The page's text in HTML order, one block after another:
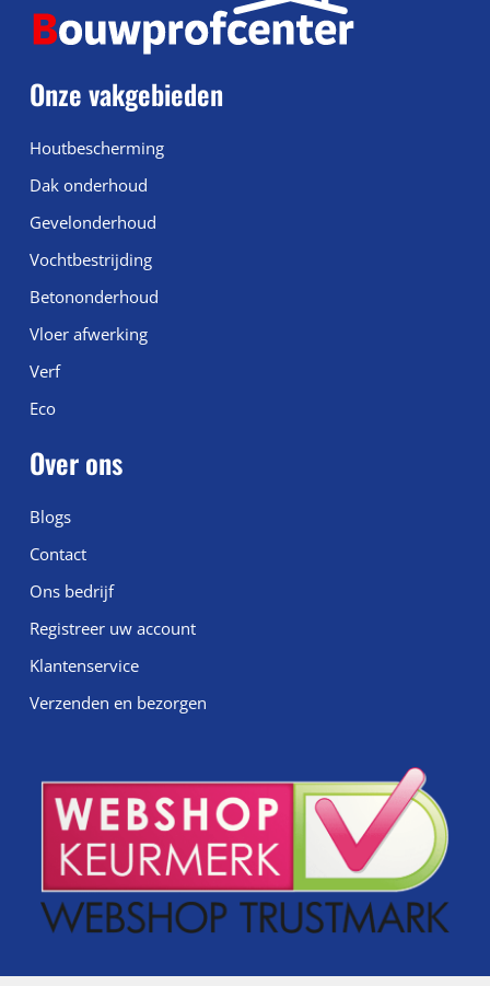
Onze vakgebieden
Houtbescherming
Dak onderhoud
Gevelonderhoud
Vochtbestrijding
Betononderhoud
Vloer afwerking
Verf
Eco
Over ons
Blogs
Contact
Ons bedrijf
Registreer uw account
Klantenservice
Verzenden en bezorgen